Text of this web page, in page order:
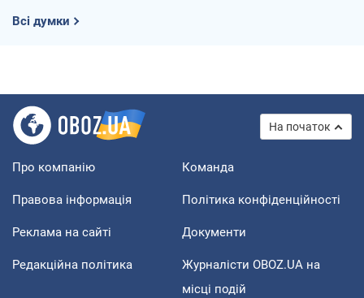
Всі думки
На початок
Про компанію Команда
Правова інформація Політика конфіденційності
Реклама на сайті Документи
Редакційна політика
Журналісти OBOZ.UA на
місці подій